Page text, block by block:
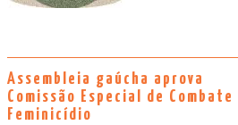
Assembleia gaúcha aprova
Comissão Especial de Combate
Feminicídio